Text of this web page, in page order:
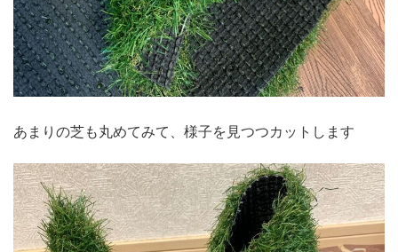
あまりの芝も丸めてみて、様子を見つつカットします